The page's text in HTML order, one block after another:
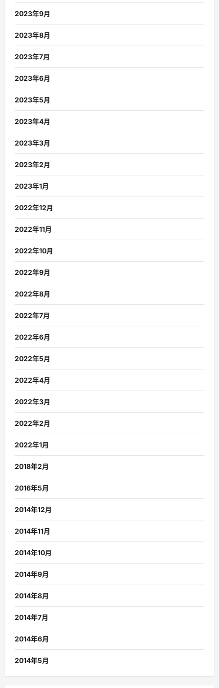
2023年9月
2023年8月
2023年7月
2023年6月
2023年5月
2023年4月
2023年3月
2023年2月
2023年1月
2022年12月
2022年11月
2022年10月
2022年9月
2022年8月
2022年7月
2022年6月
2022年5月
2022年4月
2022年3月
2022年2月
2022年1月
2018年2月
2016年5月
2014年12月
2014年11月
2014年10月
2014年9月
2014年8月
2014年7月
2014年6月
2014年5月